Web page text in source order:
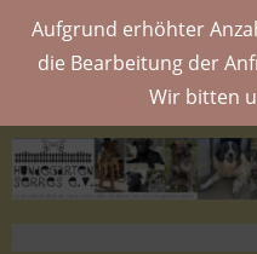
Aufgrund erhöhter
die Bearbeitung der
Wir bitten